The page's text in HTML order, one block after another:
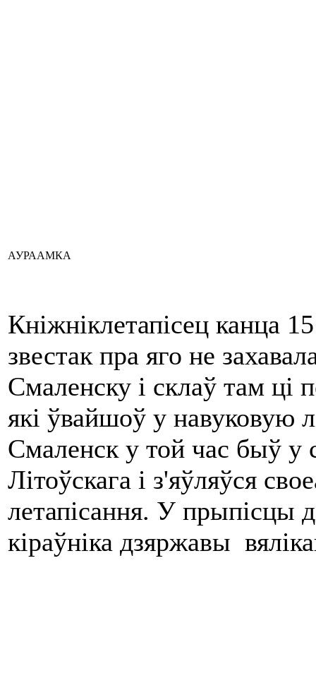
АУРААМКА
Кніжніклетапісец канца
звестак пра яго не
Смаленску i склаў там ці
які ўвайшоў у навуковую
Смаленск у той час быў у
Літоўскага i з'яўляўся
летапісання. У прыпісцы
кіраўніка дзяржавы